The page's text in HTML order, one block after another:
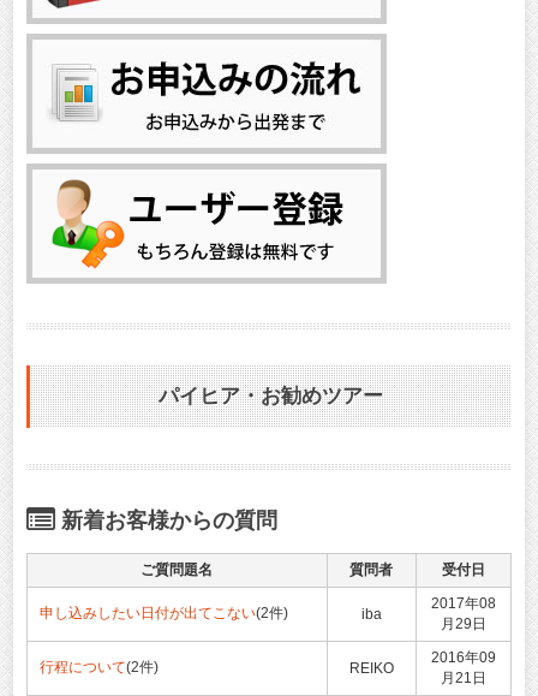
パイヒア・お勧めツアー
新着お客様からの質問
ご質問題名 質問者 受付日
申し込みしたい日付が出てこない(2件) iba
2017年08
月29日
行程について(2件) REIKO
2016年09
月21日